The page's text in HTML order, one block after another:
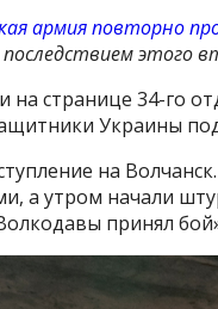
армия повторно
этого
странице 34-го
Украины
на
а утром начали
принял